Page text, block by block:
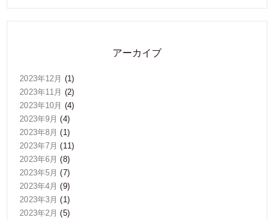
アーカイブ
2023年12月 (1)
2023年11月 (2)
2023年10月 (4)
2023年9月 (4)
2023年8月 (1)
2023年7月 (11)
2023年6月 (8)
2023年5月 (7)
2023年4月 (9)
2023年3月 (1)
2023年2月 (5)